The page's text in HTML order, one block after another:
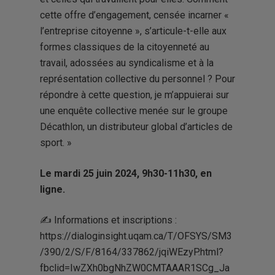
cette offre d’engagement, censée incarner «
l’entreprise citoyenne », s’articule-t-elle aux
formes classiques de la citoyenneté au
travail, adossées au syndicalisme et à la
représentation collective du personnel ? Pour
répondre à cette question, je m’appuierai sur
une enquête collective menée sur le groupe
Décathlon, un distributeur global d’articles de
sport. »
Le mardi 25 juin 2024, 9h30-11h30, en
ligne.
✍ Informations et inscriptions :
https://dialoginsight.uqam.ca/T/OFSYS/SM3
/390/2/S/F/8164/337862/jqiWEzyP.html?
fbclid=IwZXh0bgNhZW0CMTAAAR1SCg_Ja